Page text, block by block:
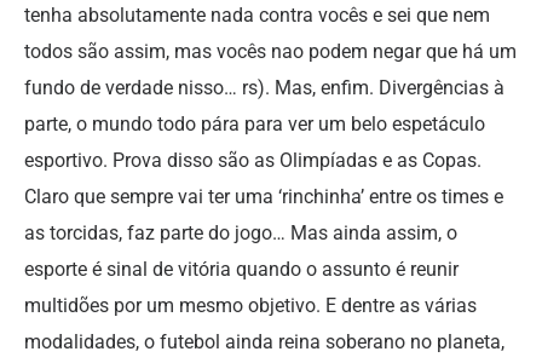
tenha absolutamente nada contra vocês e sei que nem
todos são assim, mas vocês nao podem negar que há um
fundo de verdade nisso… rs). Mas, enfim. Divergências à
parte, o mundo todo pára para ver um belo espetáculo
esportivo. Prova disso são as Olimpíadas e as Copas.
Claro que sempre vai ter uma ‘rinchinha’ entre os times e
as torcidas, faz parte do jogo… Mas ainda assim, o
esporte é sinal de vitória quando o assunto é reunir
multidões por um mesmo objetivo. E dentre as várias
modalidades, o futebol ainda reina soberano no planeta,